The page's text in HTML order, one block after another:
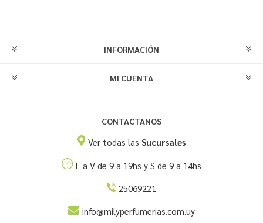
INFORMACIÓN
MI CUENTA
CONTACTANOS
Ver todas lasSucursales
L a V de 9 a 19hs y S de 9 a 14hs
25069221
info@milyperfumerias.com.uy